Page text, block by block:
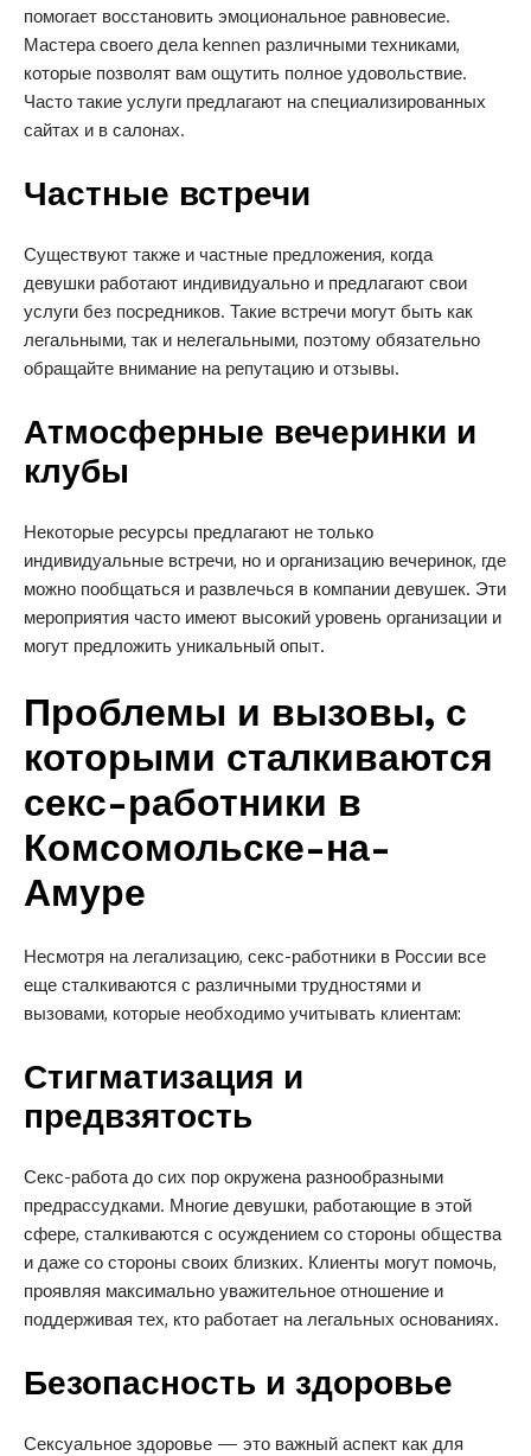
помогает восстановить эмоциональное равновесие.
Мастера своего дела kennen различными техниками,
которые позволят вам ощутить полное удовольствие.
Часто такие услуги предлагают на специализированных
сайтах и в салонах.
Частные встречи
Существуют также и частные предложения, когда
девушки работают индивидуально и предлагают свои
услуги без посредников. Такие встречи могут быть как
легальными, так и нелегальными, поэтому обязательно
обращайте внимание на репутацию и отзывы.
Атмосферные вечеринки и
клубы
Некоторые ресурсы предлагают не только
индивидуальные встречи, но и организацию вечеринок, где
можно пообщаться и развлечься в компании девушек. Эти
мероприятия часто имеют высокий уровень организации и
могут предложить уникальный опыт.
Проблемы и вызовы, с
которыми сталкиваются
секс-работники в
Комсомольске-на-
Амуре
Несмотря на легализацию, секс-работники в России все
еще сталкиваются с различными трудностями и
вызовами, которые необходимо учитывать клиентам:
Стигматизация и
предвзятость
Секс-работа до сих пор окружена разнообразными
предрассудками. Многие девушки, работающие в этой
сфере, сталкиваются с осуждением со стороны общества
и даже со стороны своих близких. Клиенты могут помочь,
проявляя максимально уважительное отношение и
поддерживая тех, кто работает на легальных основаниях.
Безопасность и здоровье
Сексуальное здоровье — это важный аспект как для